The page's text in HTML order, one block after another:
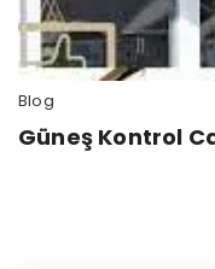
Blog
Güneş Kontrol